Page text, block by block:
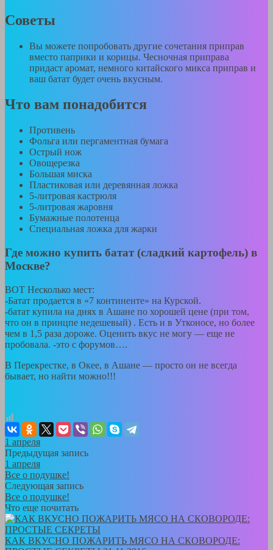
Советы
Вы можете попробовать другие сочетания приправ
вместо паприки и корицы. Чесночная приправа
придаст аромат, немного китайского микса приправ и
ваш батат будет очень вкусным.
Что вам понадобится
Противень
Фольга или пергаментная бумага
Острый нож
Овощерезка
Большая миска
Пластиковая или деревянная ложка
5-литровая кастрюля
5-литровая жаровня
Бумажные полотенца
Специальная ложка для жарки
Где можно купить батат (сладкий картофель) в
Москве?
ВОТ Несколько мест:
-Батат продается в «7 континенте» на Курской.
-батат купила на днях в Ашане по хорошей цене (при том,
что он в принцпе недешевый) . Есть и в Утконосе, но более
чем в 1,5 раза дороже. Оценить вкус не могу — еще не
пробовала. -это с форумов….
В Перекрестке, в Окее, в Ашане — просто он не всегда
бывает, но найти можно!!!
1 апреля
Предыдущая запись
1 апреля
Все о подушке!
Следующая запись
Все о подушке!
Что еще почитать
КАК ВКУСНО ПОЖАРИТЬ МЯСО НА СКОВОРОДЕ: